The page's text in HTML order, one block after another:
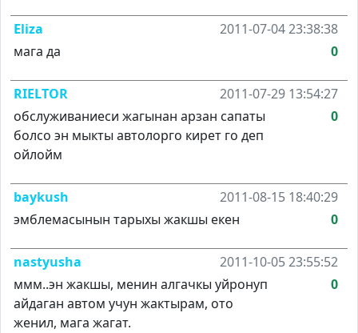
Eliza
2011-07-04 23:38:38
мага да
0
RIELTOR
2011-07-29 13:54:27
обслуживаниеси жагынан арзан сапаты
болсо эн мыкты автолорго кирет го деп
ойлойм
0
baykush
2011-08-15 18:40:29
эмблемасынын тарыхы жакшы екен
0
nastyusha
2011-10-05 23:55:52
ммм..эн жакшы, менин алгачкы уйронуп
айдаган автом учун жактырам, ото
женил, мага жагат.
0